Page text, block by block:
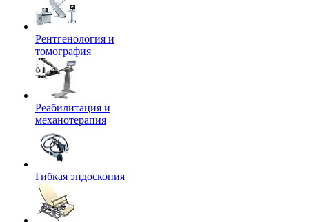
Рентгенология и
томография
Реабилитация и
механотерапия
Гибкая эндоскопия